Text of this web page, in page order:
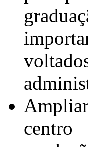
centro